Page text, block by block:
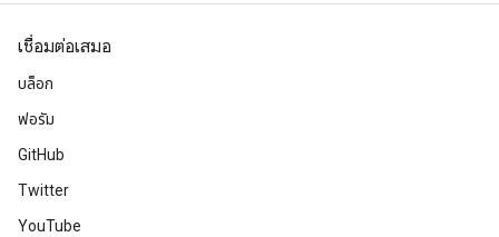
เชื่อมต่อเสมอ
บล็อก
ฟอรัม
GitHub
Twitter
YouTube